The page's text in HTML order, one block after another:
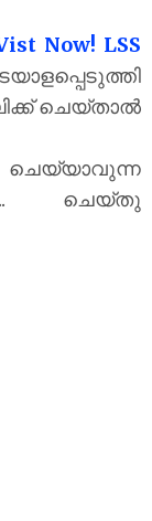
Now! LSS
ചെയ്താൽ
ചെയ്തു